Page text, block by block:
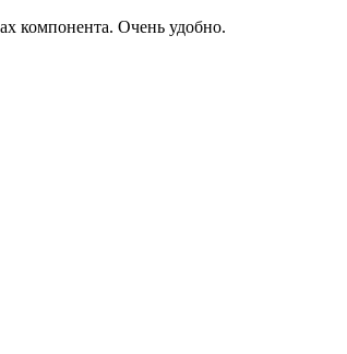
компонента. Очень удобно.